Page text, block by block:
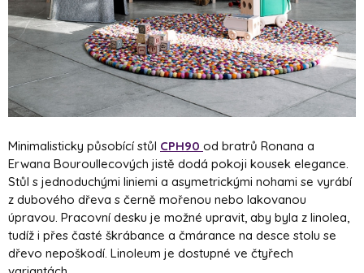
Minimalisticky působící stůl CPH90 od bratrů Ronana a
Erwana Bouroullecových jistě dodá pokoji kousek elegance.
Stůl s jednoduchými liniemi a asymetrickými nohami se vyrábí
z dubového dřeva s černě mořenou nebo lakovanou
úpravou. Pracovní desku je možné upravit, aby byla z linolea,
tudíž i přes časté škrábance a čmárance na desce stolu se
dřevo nepoškodí. Linoleum je dostupné ve čtyřech